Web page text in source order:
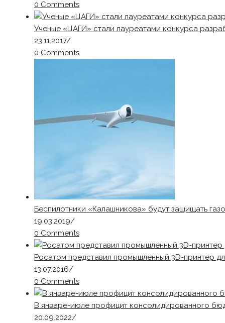
0 Comments
Ученые «ЦАГИ» стали лауреатами конкурса
23.11.2017/
0 Comments
Беспилотники «Калашникова» будут защищать
19.03.2019/
0 Comments
Росатом представил промышленный 3D-принтер
13.07.2016/
0 Comments
В январе-июле профицит консолидированного
20.09.2022/